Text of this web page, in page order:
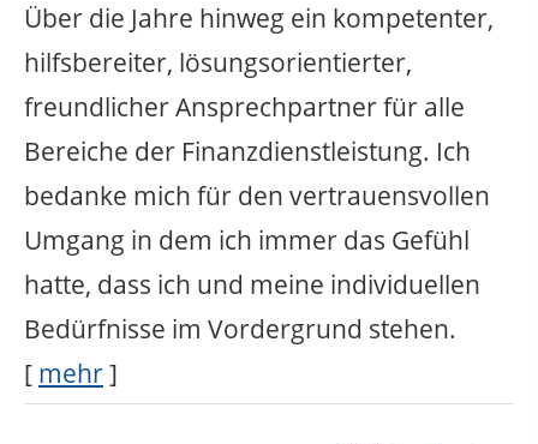
Über die Jahre hinweg ein kompetenter,
hilfsbereiter, lösungsorientierter,
freundlicher Ansprechpartner für alle
Bereiche der Finanzdienstleistung. Ich
bedanke mich für den vertrauensvollen
Umgang in dem ich immer das Gefühl
hatte, dass ich und meine individuellen
Bedürfnisse im Vordergrund stehen.
[ mehr]